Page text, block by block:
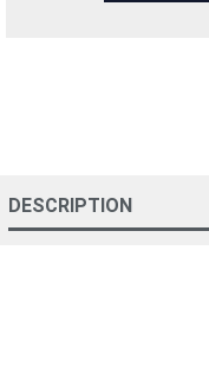
DESCRIPTION